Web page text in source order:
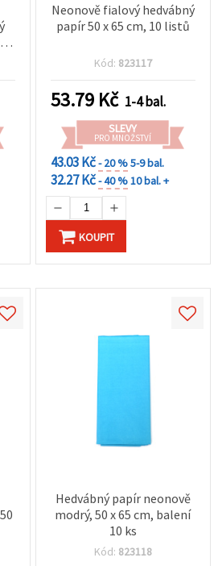
Neonově fialový hedvábný
papír 50 x 65 cm, 10 listů
Kód: 823117
53.79 Kč 1-4 bal.
SLEVY
PRO MNOŽSTVÍ
43.03 Kč- 20 %5-9 bal.
32.27 Kč- 40 %10 bal. +
KOUPIT
Hedvábný papír neonově
modrý, 50 x 65 cm, balení
10 ks
Kód: 823118